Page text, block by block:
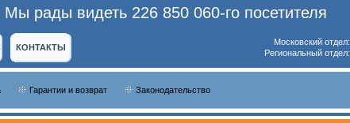
Мы рады видеть 226 850 060-го посетителя
КОНТАКТЫ
Московский отдел:
Региональный отдел:
Гарантии и возврат Законодательство